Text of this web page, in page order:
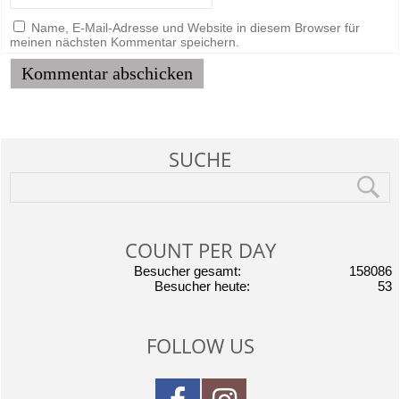
Name, E-Mail-Adresse und Website in diesem Browser für
meinen nächsten Kommentar speichern.
SUCHE
COUNT PER DAY
158086
Besucher gesamt:
53
Besucher heute:
FOLLOW US